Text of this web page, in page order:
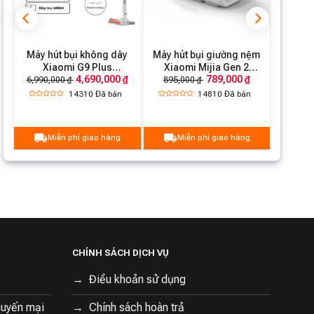
Máy hút bụi không dây
Xiaomi G9 Plus
BHR6185EU
6,990,000 ₫ 4,690,000 ₫
14310 Đã bán
Miễn phí giao hàng
Máy hút bụi giường nệm
Xiaomi Mijia Gen 2
MJCMY02DY
895,000 ₫ 789,000 ₫
14810Đã bán
Miễn phí giao hàng
mại
CHÍNH SÁCH DỊCH VỤ
Điều khoản sử dụng
Chính sách hoàn trả